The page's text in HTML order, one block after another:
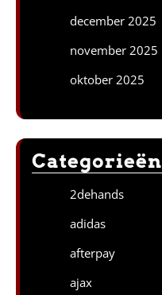
december 2025
november 2025
oktober 2025
Categorieën
2dehands
adidas
afterpay
ajax